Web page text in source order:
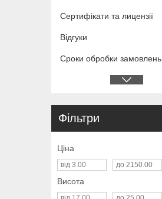
Сертифікати та лицензії
Відгуки
Сроки обробки замовлень
Фільтри
Ціна
Висота